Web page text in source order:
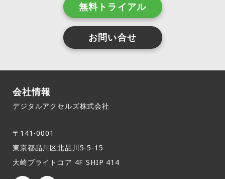
無料トライアル
お問い合せ
会社情報
デジタルアクセルズ株式会社
〒141-0001
東京都品川区北品川5-5-15​
大崎ブライトコア 4F SHIP 414